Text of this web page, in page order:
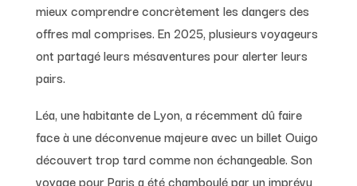
mieux comprendre concrètement les dangers des
offres mal comprises. En 2025, plusieurs voyageurs
ont partagé leurs mésaventures pour alerter leurs
pairs.
Léa, une habitante de Lyon, a récemment dû faire
face à une déconvenue majeure avec un billet Ouigo
découvert trop tard comme non échangeable. Son
voyage pour Paris a été chamboulé par un imprévu